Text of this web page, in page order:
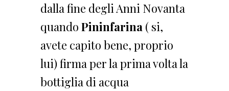
dalla fine degli Anni Novanta
quando Pininfarina ( si,
avete capito bene, proprio
lui) firma per la prima volta la
bottiglia di acqua